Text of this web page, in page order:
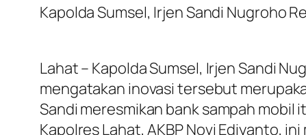
Kapolda Sumsel, Irjen Sandi Nugroho
Lahat – Kapolda Sumsel, Irjen Sandi
mengatakan inovasi tersebut
Sandi meresmikan bank sampah mobil
Kapolres Lahat, AKBP Novi Ediyanto,